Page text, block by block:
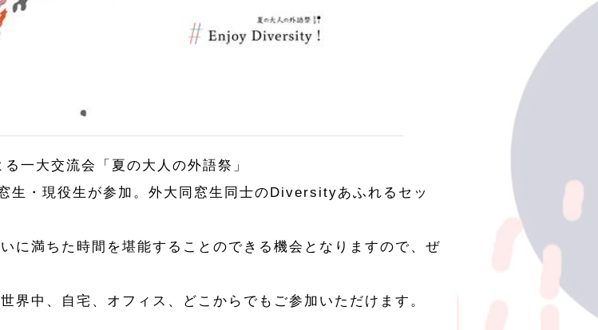
一大交流会「夏の大人の外語祭」
生・現役生が参加。外大同窓生同士のDiversityあふれるセッ
に満ちた時間を堪能することのできる機会となりますので、ぜ
界中、自宅、オフィス、どこからでもご参加いただけます。